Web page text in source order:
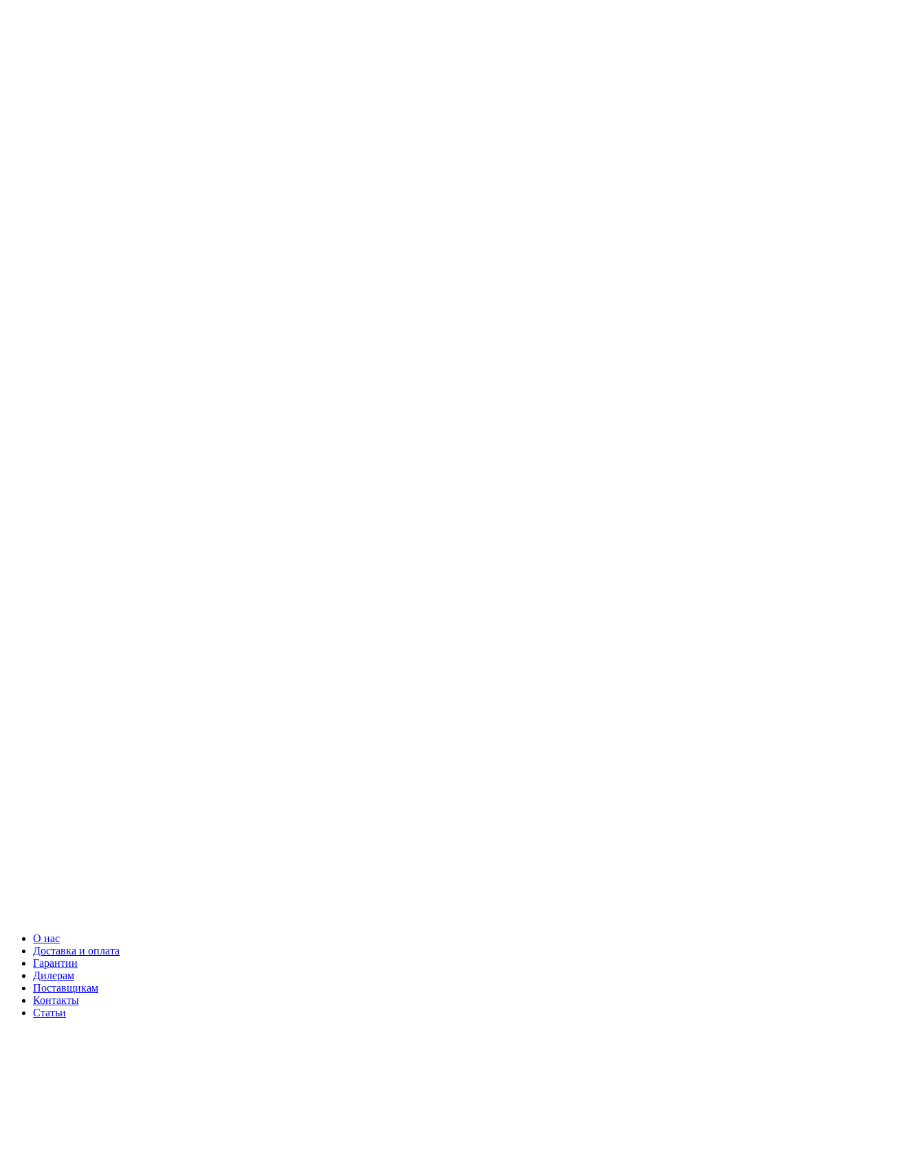
О нас
Доставка и оплата
Гарантии
Дилерам
Поставщикам
Контакты
Статьи